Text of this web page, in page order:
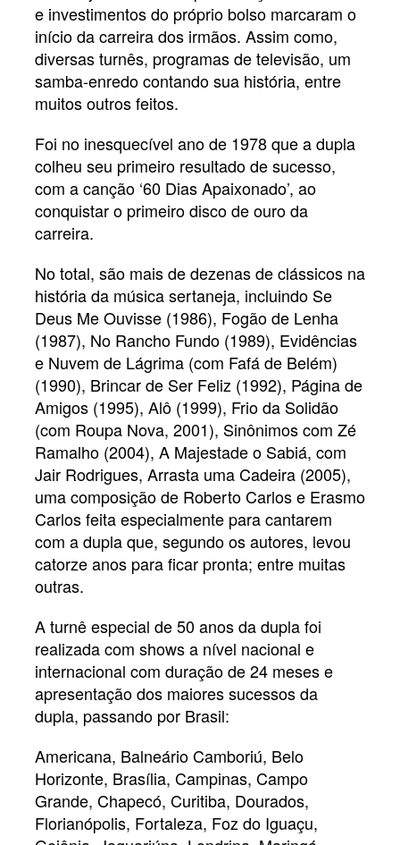
e investimentos do próprio bolso marcaram o
início da carreira dos irmãos. Assim como,
diversas turnês, programas de televisão, um
samba-enredo contando sua história, entre
muitos outros feitos.
Foi no inesquecível ano de 1978 que a dupla
colheu seu primeiro resultado de sucesso,
com a canção ‘60 Dias Apaixonado’, ao
conquistar o primeiro disco de ouro da
carreira.
No total, são mais de dezenas de clássicos na
história da música sertaneja, incluindo Se
Deus Me Ouvisse (1986), Fogão de Lenha
(1987), No Rancho Fundo (1989), Evidências
e Nuvem de Lágrima (com Fafá de Belém)
(1990), Brincar de Ser Feliz (1992), Página de
Amigos (1995), Alô (1999), Frio da Solidão
(com Roupa Nova, 2001), Sinônimos com Zé
Ramalho (2004), A Majestade o Sabiá, com
Jair Rodrigues, Arrasta uma Cadeira (2005),
uma composição de Roberto Carlos e Erasmo
Carlos feita especialmente para cantarem
com a dupla que, segundo os autores, levou
catorze anos para ficar pronta; entre muitas
outras.
A turnê especial de 50 anos da dupla foi
realizada com shows a nível nacional e
internacional com duração de 24 meses e
apresentação dos maiores sucessos da
dupla, passando por Brasil:
Americana, Balneário Camboriú, Belo
Horizonte, Brasília, Campinas, Campo
Grande, Chapecó, Curitiba, Dourados,
Florianópolis, Fortaleza, Foz do Iguaçu,